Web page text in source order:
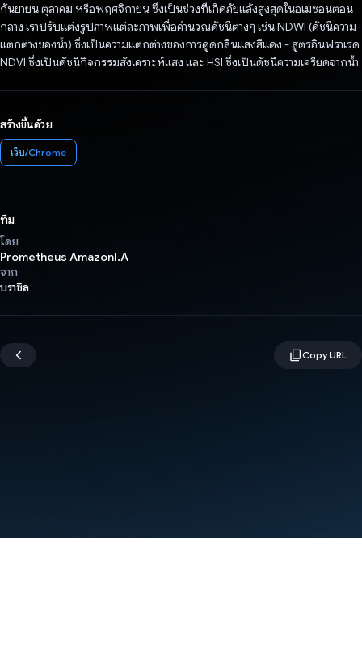
กันยายน ตุลาคม หรือพฤศจิกายน ซึ่งเป็นช่วงที่เกิดภัยแล้งสูงสุดในอเมซอนตอน
กลาง เราปรับแต่งรูปภาพแต่ละภาพเพื่อคำนวณดัชนีต่างๆ เช่น NDWI (ดัชนีความ
แตกต่างของน้ำ) ซึ่งเป็นความแตกต่างของการดูดกลืนแสงสีแดง - สูตรอินฟราเรด
NDVI ซึ่งเป็นดัชนีกิจกรรมสังเคราะห์แสง และ HSI ซึ่งเป็นดัชนีความเครียดจากน้ำ
สร้างขึ้นด้วย
เว็บ/Chrome
ทีม
โดย
Prometheus AmazonI.A
จาก
บราซิล